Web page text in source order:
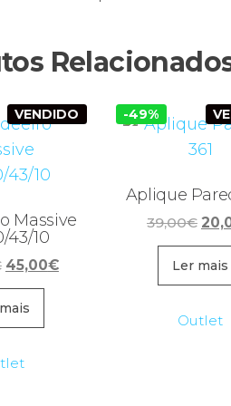
VENDIDO
Massive
43/10
O
preço
original
era:
45,00€O
-49%
Aplique
39,00€ O
era:
Ler mais
Outlet